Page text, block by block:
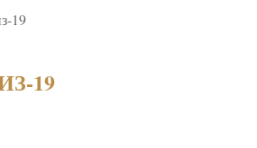
19
19